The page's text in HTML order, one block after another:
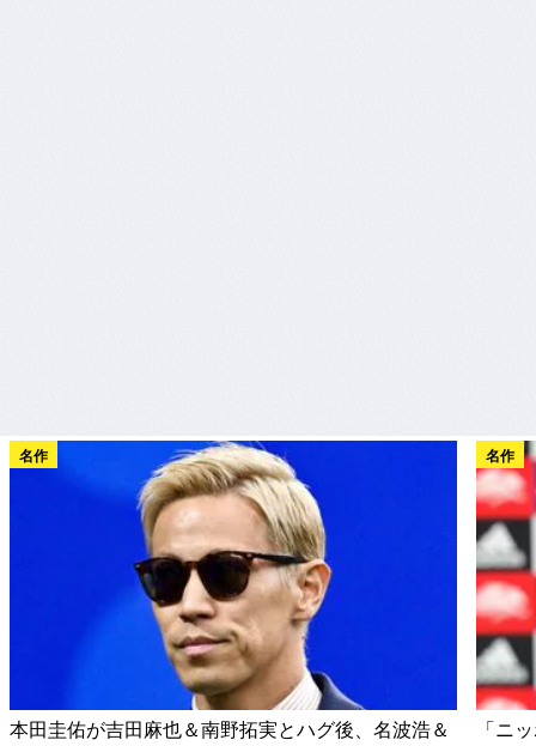
名作
本田圭佑が吉田麻也＆南野拓実とハグ後、名波浩＆
名作
「ニ